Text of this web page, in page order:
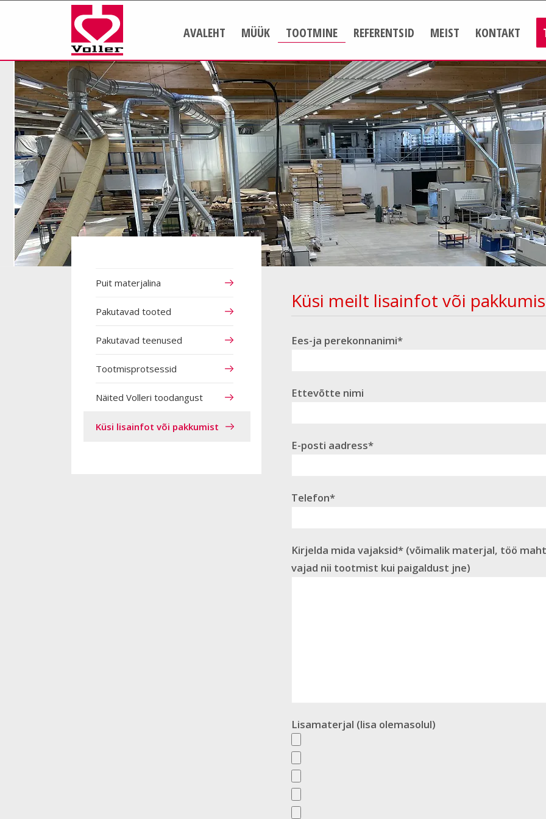
AVALEHT MÜÜK TOOTMINE REFERENTSID MEIST KONTAKT
Küsi meilt lisainfot või
Ees-ja perekonnanimi*
Ettevõtte nimi
E-posti aadress*
Telefon*
Kirjelda mida vajaksid* (võimalik materjal, töö
vajad nii tootmist kui paigaldust jne)
Lisamaterjal (lisa olemasolul)
Puit materjalina
Pakutavad tooted
Pakutavad teenused
Tootmisprotsessid
Näited Volleri toodangust
Küsi lisainfot või pakkumist